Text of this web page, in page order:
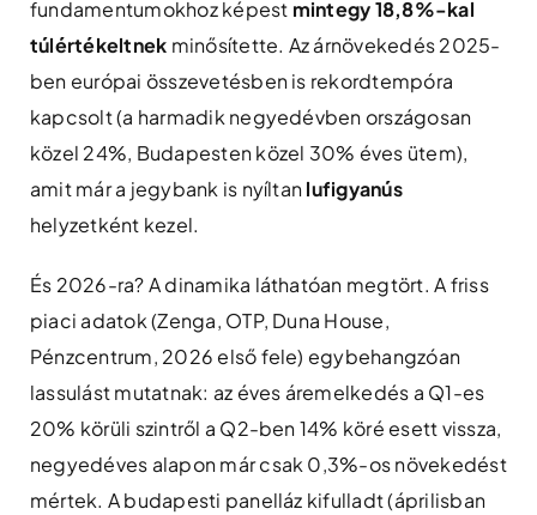
fundamentumokhoz képest mintegy 18,8%-kal
túlértékeltnek minősítette. Az árnövekedés 2025-
ben európai összevetésben is rekordtempóra
kapcsolt (a harmadik negyedévben országosan
közel 24%, Budapesten közel 30% éves ütem),
amit már a jegybank is nyíltanlufigyanús
helyzetként kezel.
És 2026-ra? A dinamika láthatóan megtört. A friss
piaci adatok (Zenga, OTP, Duna House,
Pénzcentrum, 2026 első fele) egybehangzóan
lassulást mutatnak: az éves áremelkedés a Q1-es
20% körüli szintről a Q2-ben 14% köré esett vissza,
negyedéves alapon már csak 0,3%-os növekedést
mértek. A budapesti panelláz kifulladt (áprilisban